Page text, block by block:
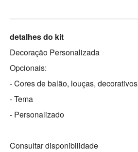
detalhes do kit
Decoração Personalizada
Opcionais:
- Cores de balão, louças, decorativos
- Tema
- Personalizado
Consultar disponibilidade